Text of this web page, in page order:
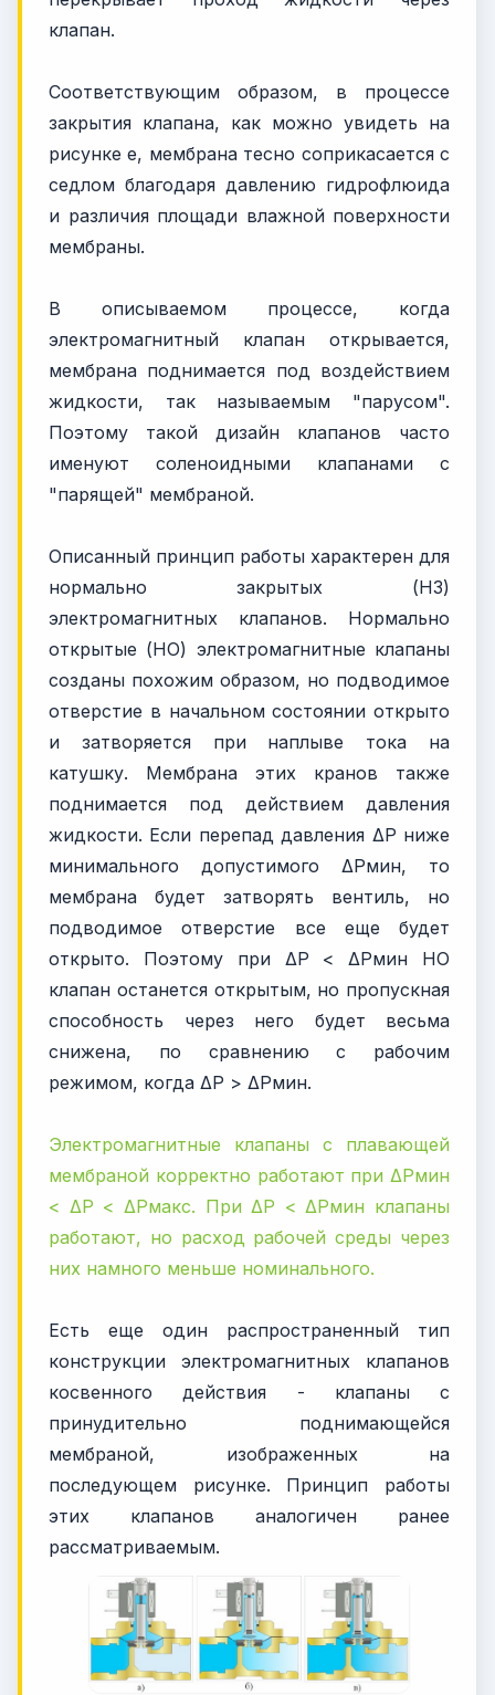
клапан.
Соответствующим образом, в процессе
закрытия клапана, как можно увидеть на
рисунке е, мембрана тесно соприкасается с
седлом благодаря давлению гидрофлюида
и различия площади влажной поверхности
мембраны.
В описываемом процессе, когда
электромагнитный клапан открывается,
мембрана поднимается под воздействием
жидкости, так называемым "парусом".
Поэтому такой дизайн клапанов часто
именуют соленоидными клапанами с
"парящей" мембраной.
Описанный принцип работы характерен для
нормально закрытых (НЗ)
электромагнитных клапанов. Нормально
открытые (НО) электромагнитные клапаны
созданы похожим образом, но подводимое
отверстие в начальном состоянии открыто
и затворяется при наплыве тока на
катушку. Мембрана этих кранов также
поднимается под действием давления
жидкости. Если перепад давления ΔP ниже
минимального допустимого ΔPмин, то
мембрана будет затворять вентиль, но
подводимое отверстие все еще будет
открыто. Поэтому при ΔP < ΔPмин НО
клапан останется открытым, но пропускная
способность через него будет весьма
снижена, по сравнению с рабочим
режимом, когда ΔP > ΔPмин.
Электромагнитные клапаны с плавающей
мембраной корректно работают при ΔPмин
< ΔP < ΔPмакс. При ΔP < ΔPмин клапаны
работают, но расход рабочей среды через
них намного меньше номинального.
Есть еще один распространенный тип
конструкции электромагнитных клапанов
косвенного действия - клапаны с
принудительно поднимающейся
мембраной, изображенных на
последующем рисунке. Принцип работы
этих клапанов аналогичен ранее
рассматриваемым.